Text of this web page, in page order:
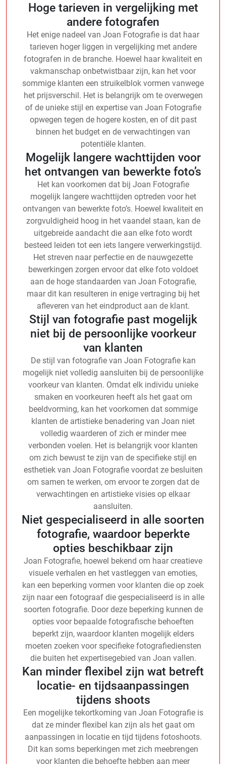
Hoge tarieven in vergelijking met
andere fotografen
Het enige nadeel van Joan Fotografie is dat haar
tarieven hoger liggen in vergelijking met andere
fotografen in de branche. Hoewel haar kwaliteit en
vakmanschap onbetwistbaar zijn, kan het voor
sommige klanten een struikelblok vormen vanwege
het prijsverschil. Het is belangrijk om te overwegen
of de unieke stijl en expertise van Joan Fotografie
opwegen tegen de hogere kosten, en of dit past
binnen het budget en de verwachtingen van
potentiële klanten.
Mogelijk langere wachttijden voor
het ontvangen van bewerkte foto’s
Het kan voorkomen dat bij Joan Fotografie
mogelijk langere wachttijden optreden voor het
ontvangen van bewerkte foto’s. Hoewel kwaliteit en
zorgvuldigheid hoog in het vaandel staan, kan de
uitgebreide aandacht die aan elke foto wordt
besteed leiden tot een iets langere verwerkingstijd.
Het streven naar perfectie en de nauwgezette
bewerkingen zorgen ervoor dat elke foto voldoet
aan de hoge standaarden van Joan Fotografie,
maar dit kan resulteren in enige vertraging bij het
afleveren van het eindproduct aan de klant.
Stijl van fotografie past mogelijk
niet bij de persoonlijke voorkeur
van klanten
De stijl van fotografie van Joan Fotografie kan
mogelijk niet volledig aansluiten bij de persoonlijke
voorkeur van klanten. Omdat elk individu unieke
smaken en voorkeuren heeft als het gaat om
beeldvorming, kan het voorkomen dat sommige
klanten de artistieke benadering van Joan niet
volledig waarderen of zich er minder mee
verbonden voelen. Het is belangrijk voor klanten
om zich bewust te zijn van de specifieke stijl en
esthetiek van Joan Fotografie voordat ze besluiten
om samen te werken, om ervoor te zorgen dat de
verwachtingen en artistieke visies op elkaar
aansluiten.
Niet gespecialiseerd in alle soorten
fotografie, waardoor beperkte
opties beschikbaar zijn
Joan Fotografie, hoewel bekend om haar creatieve
visuele verhalen en het vastleggen van emoties,
kan een beperking vormen voor klanten die op zoek
zijn naar een fotograaf die gespecialiseerd is in alle
soorten fotografie. Door deze beperking kunnen de
opties voor bepaalde fotografische behoeften
beperkt zijn, waardoor klanten mogelijk elders
moeten zoeken voor specifieke fotografiediensten
die buiten het expertisegebied van Joan vallen.
Kan minder flexibel zijn wat betreft
locatie- en tijdsaanpassingen
tijdens shoots
Een mogelijke tekortkoming van Joan Fotografie is
dat ze minder flexibel kan zijn als het gaat om
aanpassingen in locatie en tijd tijdens fotoshoots.
Dit kan soms beperkingen met zich meebrengen
voor klanten die behoefte hebben aan meer